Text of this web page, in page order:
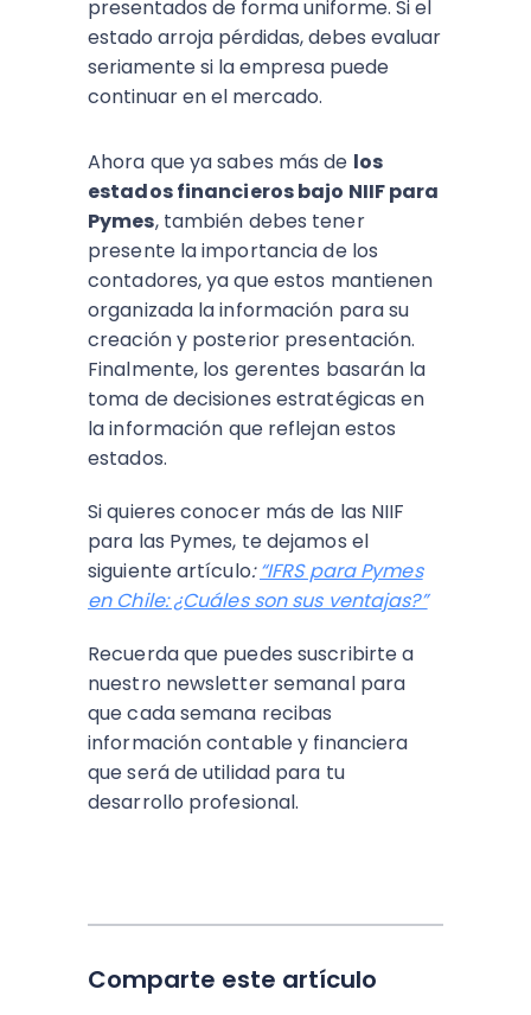
presentados de forma uniforme. Si el
estado arroja pérdidas, debes evaluar
seriamente si la empresa puede
continuar en el mercado.
Ahora que ya sabes más de los
estados financieros bajo NIIF para
Pymes, también debes tener
presente la importancia de los
contadores, ya que estos mantienen
organizada la información para su
creación y posterior presentación.
Finalmente, los gerentes basarán la
toma de decisiones estratégicas en
la información que reflejan estos
estados.
Si quieres conocer más de las NIIF
para las Pymes, te dejamos el
siguiente artículo:“IFRS para Pymes
en Chile: ¿Cuáles son sus ventajas?”
Recuerda que puedes suscribirte a
nuestro newsletter semanal para
que cada semana recibas
información contable y financiera
que será de utilidad para tu
desarrollo profesional.
Comparte este artículo